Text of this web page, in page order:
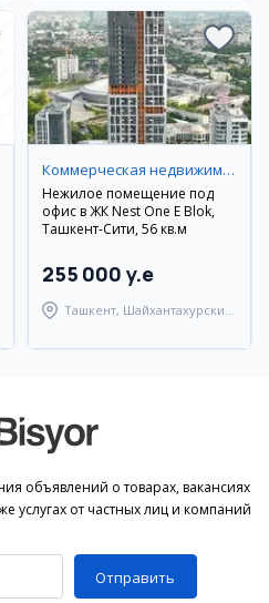
Коммерческая недвижимость
Нежилое помещение под
офис в ЖК Nest One E Blok,
Ташкент-Сити, 56 кв.м
255 000 y.e
Ташкент, Шайхантахурский
объявлений о товарах, вакансиях
услугах от частных лиц и компаний
Отправить